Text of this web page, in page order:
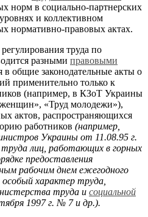
норм в социально-партнерских
и коллективном
нормативно-правовых актах.
труда по
разными правовыми
в общие законодательные акты о
применительно только к
(например, в КЗоТ Украины
женщин», «Труд молодежи»),
актов, распространяющихся
работников (например,
Украины от 11.08.95 г.
лиц, работающих в горных
предоставления
рабочим днем ежегодного
характер труда,
труда и социальной
1997 г. № 7 и др.).